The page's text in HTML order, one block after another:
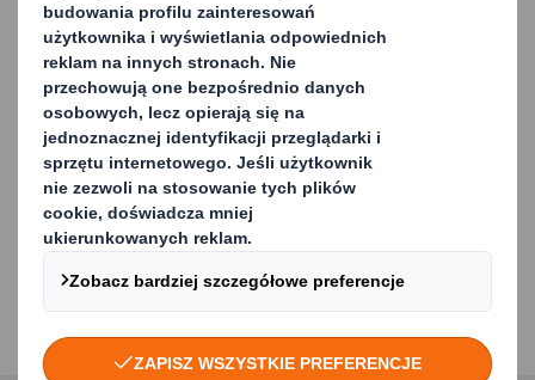
Wszystko zaczyna się od nas
Jesteśmy DS Smith i naszym celem jest
kreowanie opakowań z myślą o
zmieniającym się świecie. Inwestujemy w
innowacje, wykorzystujemy potencjał
naszych pracowników i współpracujemy
wewnętrznie oraz zewnętrznie, aby
osiągnąć nasze cele.